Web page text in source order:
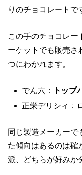
りのチョコレートで
この手のチョコレー
ーケットでも販売さ
つにわかれます。
でん六： トップ
正栄デリシィ：
同じ製造メーカーで
た傾向はあるのは確
派、どちらが好みか